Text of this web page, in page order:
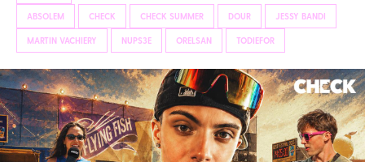
ABSOLEM CHECK CHECK SUMMER DOUR JESSY BANDI
MARTIN VACHIERY NUPS3E ORELSAN TODIEFOR